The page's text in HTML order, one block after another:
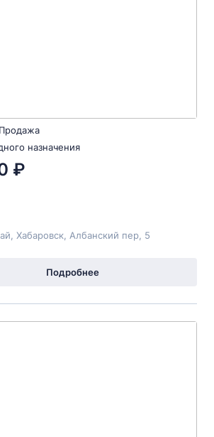
Продажа
назначения
₽
Хабаровск, Албанский пер, 5
Подробнее